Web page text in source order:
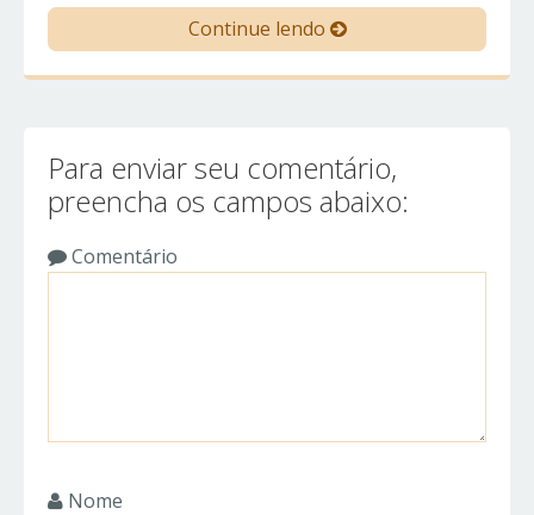
Continue lendo
Para enviar seu comentário,
preencha os campos abaixo:
Comentário
Nome